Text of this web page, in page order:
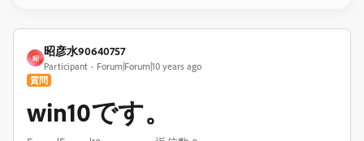
昭
昭彦水90640757
Participant Forum|Forum|10 years ago
質問
win10です。